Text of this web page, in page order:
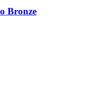
Bronze